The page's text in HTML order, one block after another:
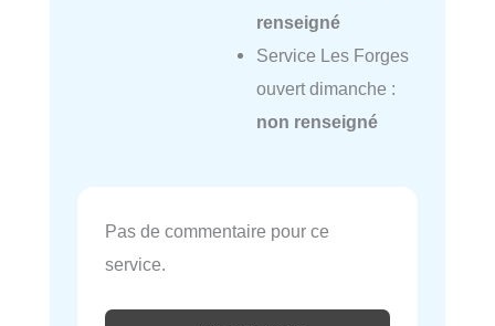
renseigné
Service Les Forges
ouvert dimanche :
non renseigné
Pas de commentaire pour ce
service.